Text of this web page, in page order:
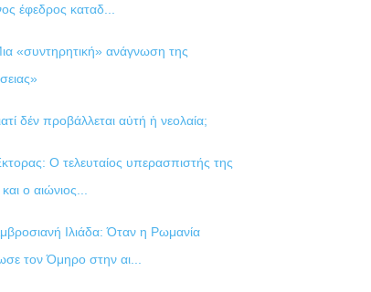
έφεδρος καταδ...
«συντηρητική» ανάγνωση της
δέν προβάλλεται αὐτή ἡ νεολαία;
Ο τελευταίος υπερασπιστής της
ο αιώνιος...
Ιλιάδα: Όταν η Ρωμανία
τον Όμηρο στην αι...